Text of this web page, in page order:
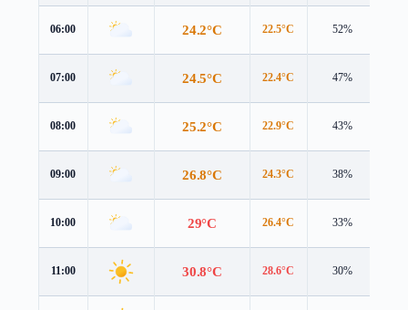
06:00 24.2°C 22.5°C 52%
07:00 24.5°C 22.4°C 47%
08:00 25.2°C 22.9°C 43%
09:00 26.8°C 24.3°C 38%
10:00 29°C 26.4°C 33%
11:00 30.8°C 28.6°C 30%